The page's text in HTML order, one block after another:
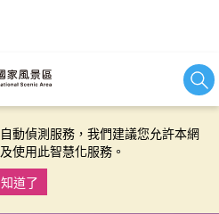
持續優化網站服務，並有助於為
動偵測服務，我們建議您允許本網
使用此智慧化服務。
知道了